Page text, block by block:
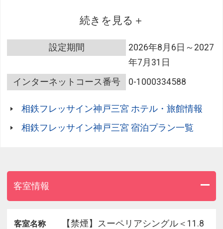
～ おすすめポイント ～
■駅近でとにかく便利！
阪急神戸線・阪神本線神戸三宮駅より徒歩約４分
神戸市営地下鉄・ポートライナー三宮駅より徒歩約
４分
■全館浄水システムを設置。
■ベッドはシモンズ社製のマットレスを導入
おかずを
ビュッフェ形式で提供しております。
時間：６時３０分～１０時（最終入店は９時３０
場所：１階さち福や ＣＡＦＥ
続きを見る
設定期間
2026年8月6日～2027
年7月31日
インターネットコース番号
0-1000334588
相鉄フレッサイン神戸三宮 ホテル・旅館情報
相鉄フレッサイン神戸三宮 宿泊プラン一覧
客室情報
客室名称
【禁煙】スーペリアシングル＜11.8